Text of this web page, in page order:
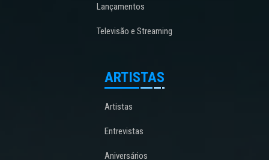
Lançamentos
Televisão e Streaming
ARTISTAS
Artistas
Entrevistas
Aniversários